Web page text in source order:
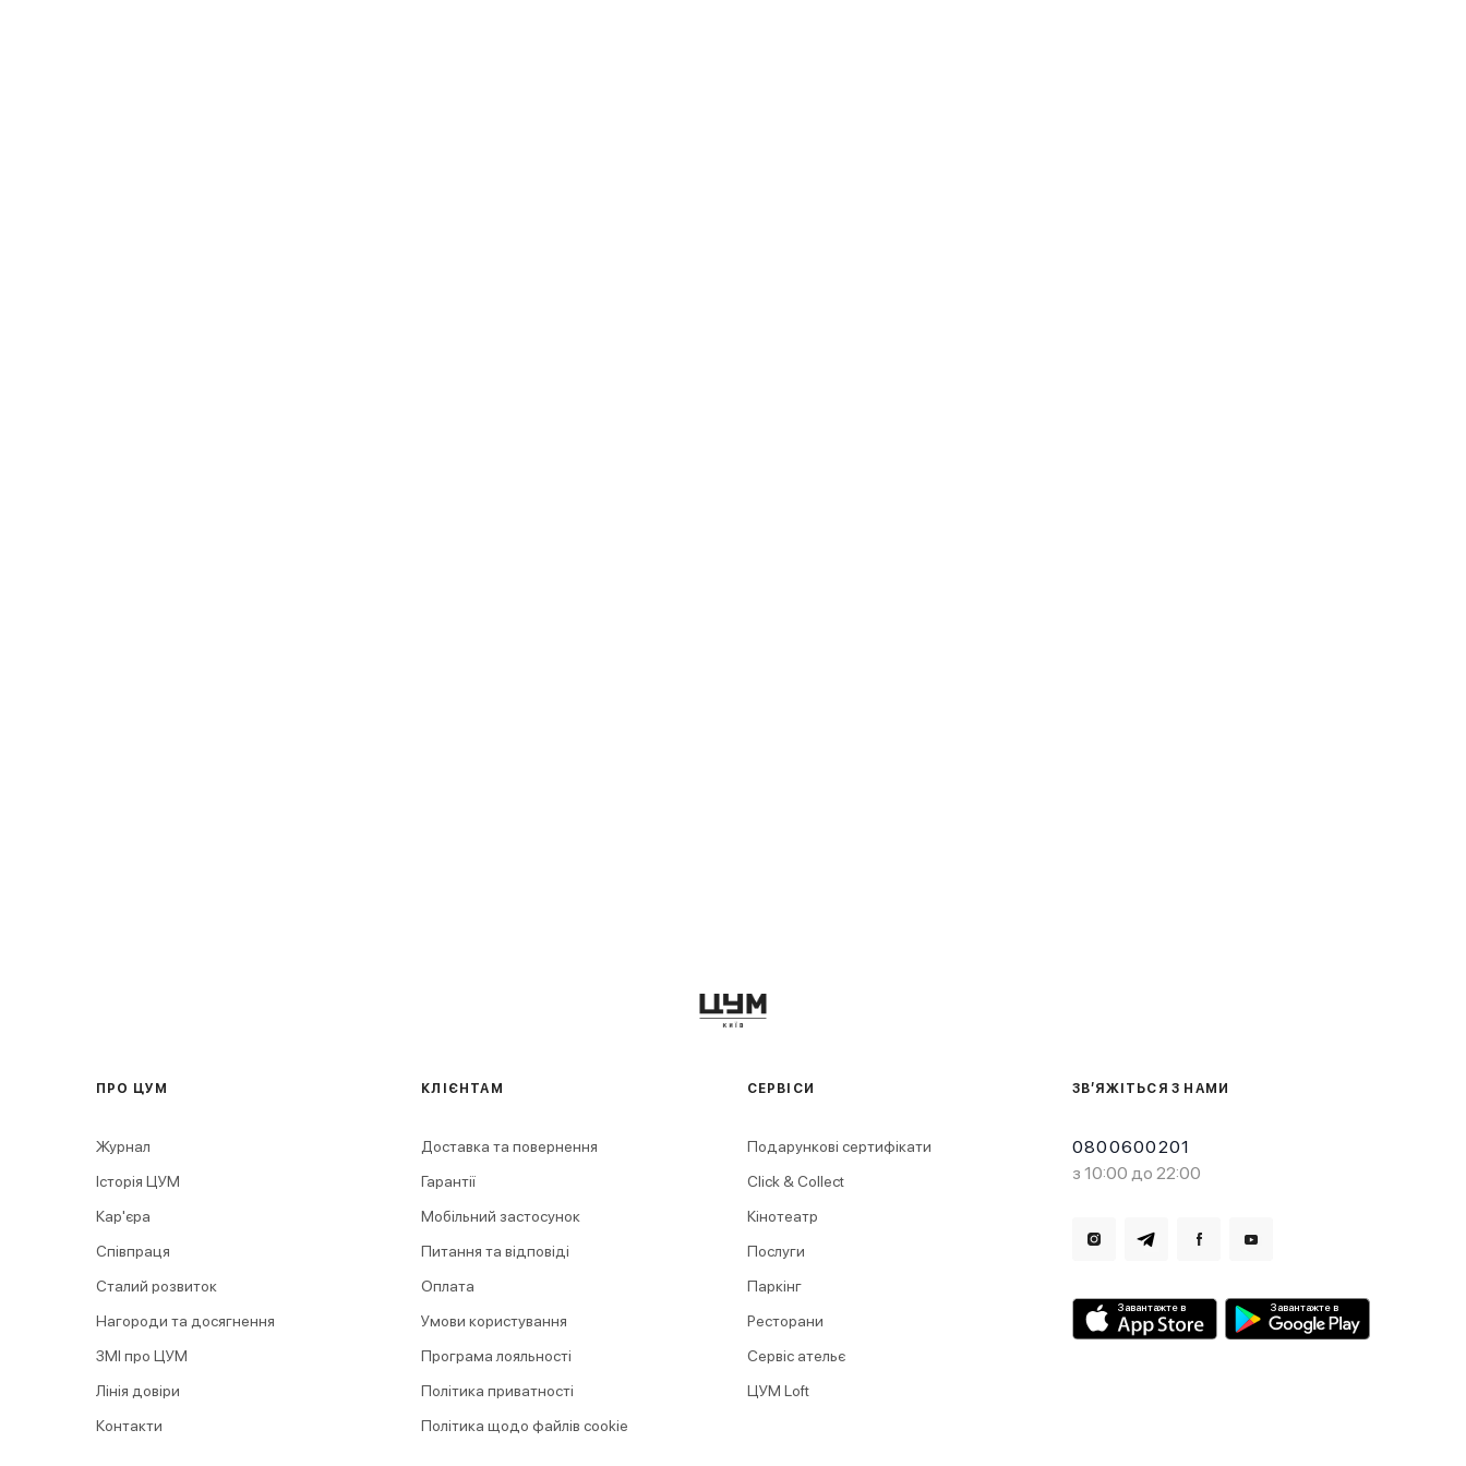
ЗВ’ЯЖІТЬСЯ З НАМИ
0800600201
з 10:00 до 22:00
Завантажте в Завантажте в
ПРО ЦУМ
Журнал
Історія ЦУМ
Кар'єра
Співпраця
Сталий розвиток
Нагороди та досягнення
ЗМІ про ЦУМ
Лінія довіри
Контакти
КЛІЄНТАМ
Доставка та повернення
Гарантії
Мобільний застосунок
Питання та відповіді
Оплата
Умови користування
Програма лояльності
Політика приватності
Політика щодо файлів cookie
СЕРВІСИ
Подарункові сертифікати
Click & Collect
Кінотеатр
Послуги
Паркінг
Ресторани
Сервіс ательє
ЦУМ Loft